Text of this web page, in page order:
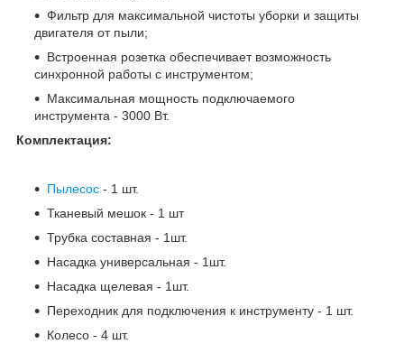
Фильтр для максимальной чистоты уборки и защиты
двигателя от пыли;
Встроенная розетка обеспечивает возможность
синхронной работы с инструментом;
Максимальная мощность подключаемого
инструмента - 3000 Вт.
Комплектация:
Пылесос - 1 шт.
Тканевый мешок - 1 шт
Трубка составная - 1шт.
Насадка универсальная - 1шт.
Насадка щелевая - 1шт.
Переходник для подключения к инструменту - 1 шт.
Колесо - 4 шт.